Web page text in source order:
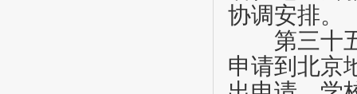
协调安排。
第三十
申请到北京